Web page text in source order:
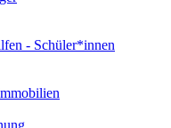
- Schüler*innen